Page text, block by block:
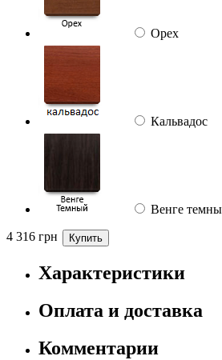
Орех
Кальвадос
Венге
4 316 грн
Характеристики
Оплата и доставка
Комментарии